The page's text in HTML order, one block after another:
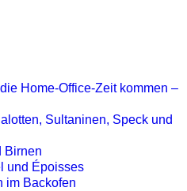
Home-Office-Zeit kommen –
Sultaninen, Speck und
Birnen
und Époisses
im Backofen